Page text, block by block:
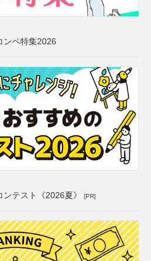
ンペ特集2026
テスト《2026夏》 [PR]